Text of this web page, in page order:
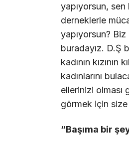
yapıyorsun,
derneklerle
yapıyorsun?
buradayız. D.Ş
kadının
kadınlarını
ellerinizi
görmek için
“Başıma bir